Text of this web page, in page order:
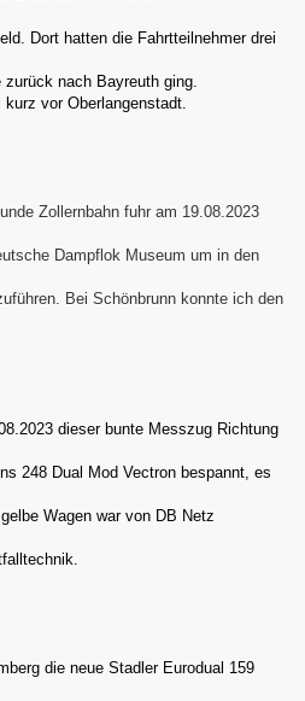
Dort hatten die Fahrtteilnehmer drei
nach Bayreuth ging.
vor Oberlangenstadt.
Zollernbahn fuhr am 19.08.2023
Dampflok Museum um in den
Bei Schönbrunn konnte ich den
dieser bunte Messzug Richtung
248 Dual Mod Vectron bespannt, es
gelbe Wagen war von DB Netz
die neue Stadler Eurodual 159